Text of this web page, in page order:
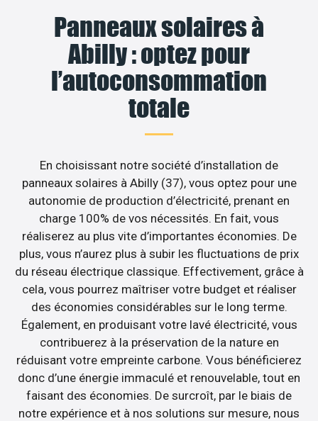
Panneaux solaires à
Abilly : optez pour
l’autoconsommation
totale
En choisissant notre société d’installation de
panneaux solaires à Abilly (37), vous optez pour une
autonomie de production d’électricité, prenant en
charge 100% de vos nécessités. En fait, vous
réaliserez au plus vite d’importantes économies. De
plus, vous n’aurez plus à subir les fluctuations de prix
du réseau électrique classique. Effectivement, grâce à
cela, vous pourrez maîtriser votre budget et réaliser
des économies considérables sur le long terme.
Également, en produisant votre lavé électricité, vous
contribuerez à la préservation de la nature en
réduisant votre empreinte carbone. Vous bénéficierez
donc d’une énergie immaculé et renouvelable, tout en
faisant des économies. De surcroît, par le biais de
notre expérience et à nos solutions sur mesure, nous